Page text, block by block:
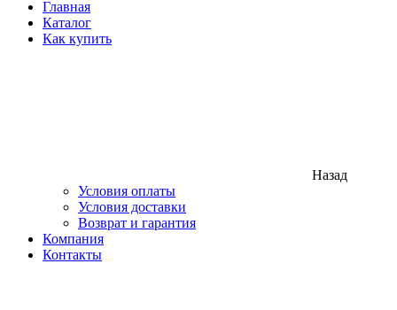
Главная
Каталог
Как купить
Назад
Условия оплаты
Условия доставки
Возврат и гарантия
Компания
Контакты